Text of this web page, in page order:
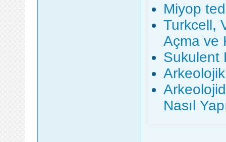
Miyop
Turkcell,
Açma ve
Sukulent
Arkeolojik
Nasıl